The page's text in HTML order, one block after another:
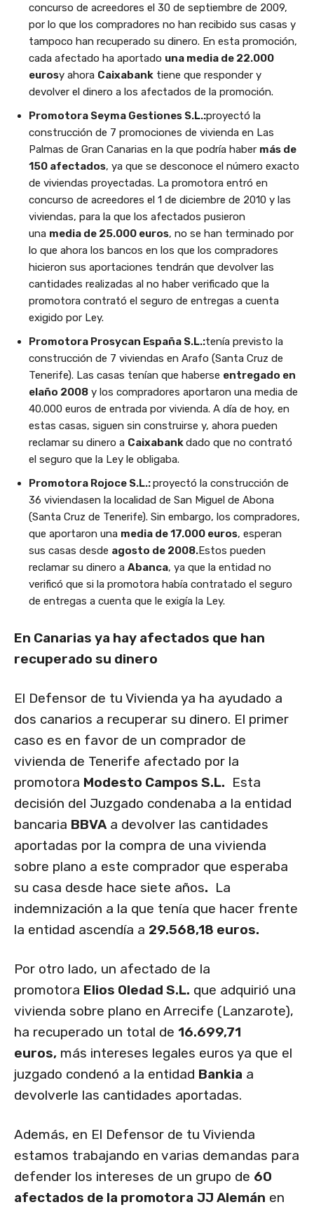
concurso de acreedores el 30 de septiembre de 2009,
por lo que los compradores no han recibido sus casas y
tampoco han recuperado su dinero. En esta promoción,
cada afectado ha aportado una media de 22.000
eurosy ahora Caixabank tiene que responder y
devolver el dinero a los afectados de la promoción.
Promotora Seyma Gestiones S.L.:proyectó la
construcción de 7 promociones de vivienda en Las
Palmas de Gran Canarias en la que podría haber más de
150 afectados, ya que se desconoce el número exacto
de viviendas proyectadas. La promotora entró en
concurso de acreedores el 1 de diciembre de 2010 y las
viviendas, para la que los afectados pusieron
una media de 25.000 euros, no se han terminado por
lo que ahora los bancos en los que los compradores
hicieron sus aportaciones tendrán que devolver las
cantidades realizadas al no haber verificado que la
promotora contrató el seguro de entregas a cuenta
exigido por Ley.
Promotora Prosycan España S.L.:tenía previsto la
construcción de 7 viviendas en Arafo (Santa Cruz de
Tenerife). Las casas tenían que haberse entregado en
elaño 2008 y los compradores aportaron una media de
40.000 euros de entrada por vivienda. A día de hoy, en
estas casas, siguen sin construirse y, ahora pueden
reclamar su dinero a Caixabankdado que no contrató
el seguro que la Ley le obligaba.
Promotora Rojoce S.L.:proyectó la construcción de
36 viviendasen la localidad de San Miguel de Abona
(Santa Cruz de Tenerife). Sin embargo, los compradores,
que aportaron una media de 17.000 euros, esperan
sus casas desde agosto de 2008.Estos pueden
reclamar su dinero a Abanca, ya que la entidad no
verificó que si la promotora había contratado el seguro
de entregas a cuenta que le exigía la Ley.
En Canarias ya hay afectados que han
recuperado su dinero
El Defensor de tu Vivienda ya ha ayudado a
dos canarios a recuperar su dinero. El primer
caso es en favor de un comprador de
vivienda de Tenerife afectado por la
promotora Modesto Campos S.L. Esta
decisión del Juzgado condenaba a la entidad
bancaria BBVA a devolver las cantidades
aportadas por la compra de una vivienda
sobre plano a este comprador que esperaba
su casa desde hace siete años. La
indemnización a la que tenía que hacer frente
la entidad ascendía a 29.568,18 euros.
Por otro lado, un afectado de la
promotora Elios Oledad S.L. que adquirió una
vivienda sobre plano en Arrecife (Lanzarote),
ha recuperado un total de 16.699,71
euros, más intereses legales euros ya que el
juzgado condenó a la entidad Bankia a
devolverle las cantidades aportadas.
Además, en El Defensor de tu Vivienda
estamos trabajando en varias demandas para
defender los intereses de un grupo de 60
afectados de la promotora JJ Alemán en